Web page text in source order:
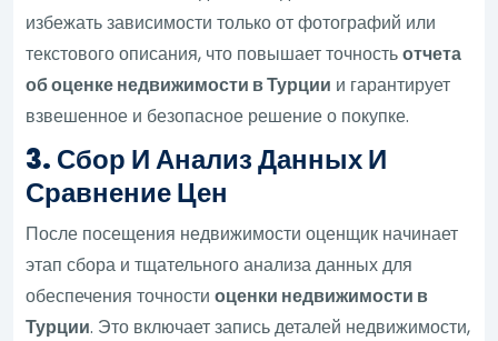
избежать зависимости только от фотографий или
текстового описания, что повышает точностьотчета
об оценке недвижимости в Турции и гарантирует
взвешенное и безопасное решение о покупке.
3. Сбор И Анализ Данных И
Сравнение Цен
После посещения недвижимости оценщик начинает
этап сбора и тщательного анализа данных для
обеспечения точностиоценки недвижимости в
Турции. Это включает запись деталей недвижимости,